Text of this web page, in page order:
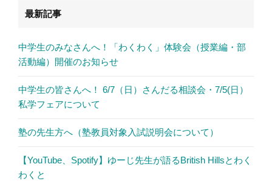
最新記事
中学生のみなさんへ！「わくわく」体験会（授業編・部
活動編）開催のお知らせ
中学生の皆さんへ！ 6/7（日）さんだる相談会・7/5(日）
私学フェアについて
塾の先生方へ（塾教員対象入試説明会について）
【YouTube、Spotify】ゆーじ先生が語るBritish Hillsとわく
わくと